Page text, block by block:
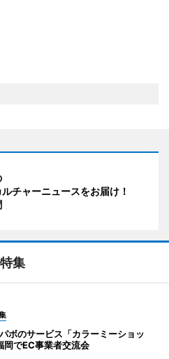
チャーニュースをお届け！
特集
ボのサービス「カラーミーショッ
岡でEC事業者交流会